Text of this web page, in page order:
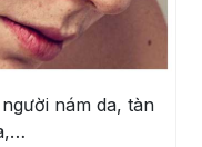
nám da, tàn